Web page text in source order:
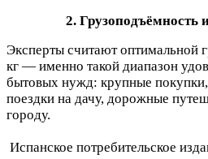
2. Грузоподъёмность
Эксперты считают оптимальной
кг — именно такой диапазон
бытовых нужд: крупные
поездки на дачу, дорожные
городу.
Испанское потребительское